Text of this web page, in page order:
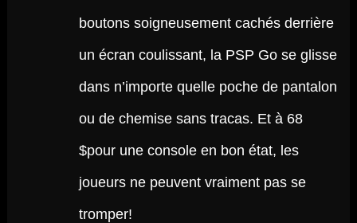
boutons soigneusement cachés derrière
un écran coulissant, la PSP Go se glisse
dans n’importe quelle poche de pantalon
ou de chemise sans tracas. Et à 68
$pour une console en bon état, les
joueurs ne peuvent vraiment pas se
tromper!